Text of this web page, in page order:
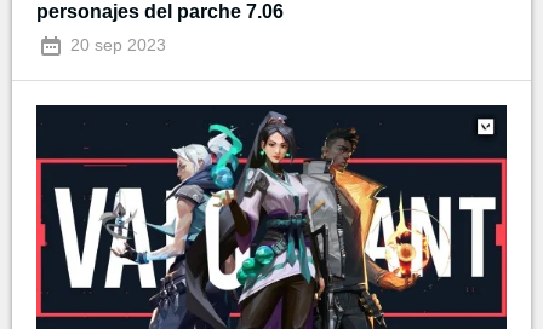
personajes del parche 7.06
20 sep 2023